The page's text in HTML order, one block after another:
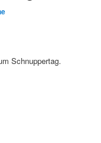
Schnuppertag.